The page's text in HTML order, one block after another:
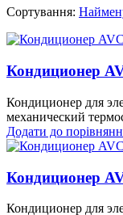
Сортування:
Кондиционер
Кондиционер для
механический
Додати до
Кондиционер
Кондиционер для